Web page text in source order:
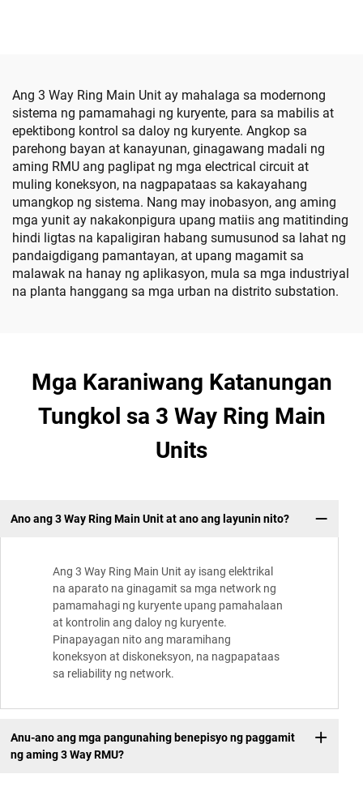
Ang 3 Way Ring Main Unit ay mahalaga sa modernong
sistema ng pamamahagi ng kuryente, para sa mabilis at
epektibong kontrol sa daloy ng kuryente. Angkop sa
parehong bayan at kanayunan, ginagawang madali ng
aming RMU ang paglipat ng mga electrical circuit at
muling koneksyon, na nagpapataas sa kakayahang
umangkop ng sistema. Nang may inobasyon, ang aming
mga yunit ay nakakonpigura upang matiis ang matitinding
hindi ligtas na kapaligiran habang sumusunod sa lahat ng
pandaigdigang pamantayan, at upang magamit sa
malawak na hanay ng aplikasyon, mula sa mga industriyal
na planta hanggang sa mga urban na distrito substation.
Mga Karaniwang Katanungan
Tungkol sa 3 Way Ring Main
Units
Ano ang 3 Way Ring Main Unit at ano ang layunin nito?
Ang 3 Way Ring Main Unit ay isang elektrikal
na aparato na ginagamit sa mga network ng
pamamahagi ng kuryente upang pamahalaan
at kontrolin ang daloy ng kuryente.
Pinapayagan nito ang maramihang
koneksyon at diskoneksyon, na nagpapataas
sa reliability ng network.
Anu-ano ang mga pangunahing benepisyo ng paggamit
ng aming 3 Way RMU?